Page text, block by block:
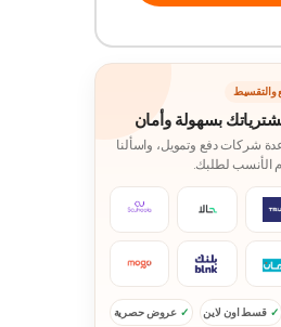
والتقسيط
بسهولة وأمان
شركات دفع وتمويل، واسألنا
الأنسب لطلبك.
قسط اون لاين عروض حصرية